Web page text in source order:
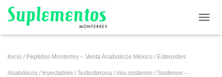
Inicio / Péptidos Monterrey – Venta Anabolicos México / Esteroides
Anabolicos / Inyectables / Testosterona / mix-sostenon / Sostenon –